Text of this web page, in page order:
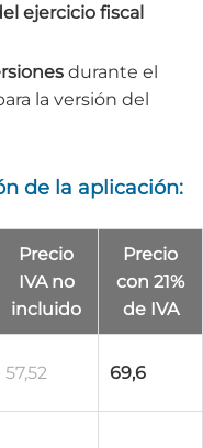
ejercicio fiscal
durante el
la versión del
de la aplicación:
Precio
IVA no
incluido
Precio
con 21%
de IVA
57,52 69,6